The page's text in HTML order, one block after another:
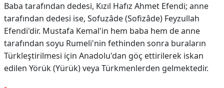
Baba tarafından dedesi, Kızıl Hafız Ahmet Efendi; anne
tarafından dedesi ise, Sofuzâde (Sofizâde) Feyzullah
Efendi'dir. Mustafa Kemal'in hem baba hem de anne
tarafından soyu Rumeli'nin fethinden sonra buraların
Türkleştirilmesi için Anadolu'dan göç ettirilerek iskan
edilen Yörük (Yürük) veya Türkmenlerden gelmektedir.